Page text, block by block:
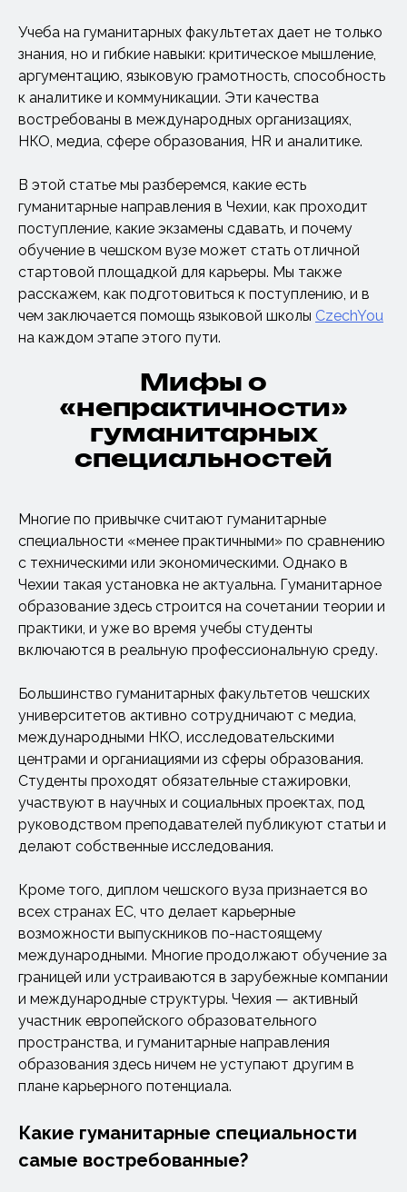
Учеба на гуманитарных факультетах дает не только
знания, но и гибкие навыки: критическое мышление,
аргументацию, языковую грамотность, способность
к аналитике и коммуникации. Эти качества
востребованы в международных организациях,
НКО, медиа, сфере образования, HR и аналитике.
В этой статье мы разберемся, какие есть
гуманитарные направления в Чехии, как проходит
поступление, какие экзамены сдавать, и почему
обучение в чешском вузе может стать отличной
стартовой площадкой для карьеры. Мы также
расскажем, как подготовиться к поступлению, и в
чем заключается помощь языковой школы CzechYou
на каждом этапе этого пути.
Мифы о
«непрактичности»
гуманитарных
специальностей
Многие по привычке считают гуманитарные
специальности «менее практичными» по сравнению
с техническими или экономическими. Однако в
Чехии такая установка не актуальна. Гуманитарное
образование здесь строится на сочетании теории и
практики, и уже во время учебы студенты
включаются в реальную профессиональную среду.
Большинство гуманитарных факультетов чешских
университетов активно сотрудничают с медиа,
международными НКО, исследовательскими
центрами и органиациями из сферы образования.
Студенты проходят обязательные стажировки,
участвуют в научных и социальных проектах, под
руководством преподавателей публикуют статьи и
делают собственные исследования.
Кроме того, диплом чешского вуза признается во
всех странах ЕС, что делает карьерные
возможности выпускников по-настоящему
международными. Многие продолжают обучение за
границей или устраиваются в зарубежные компании
и международные структуры. Чехия — активный
участник европейского образовательного
пространства, и гуманитарные направления
образования здесь ничем не уступают другим в
плане карьерного потенциала.
Какие гуманитарные специальности
самые востребованные?